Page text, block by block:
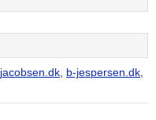
, b-jespersen.dk,